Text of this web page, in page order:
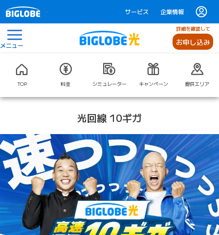
サービス 企業情報
メニュー
詳細を確認して
お申し込み
TOP 料金 シミュレーター キャンペーン 提供エリア
光回線 10ギガ